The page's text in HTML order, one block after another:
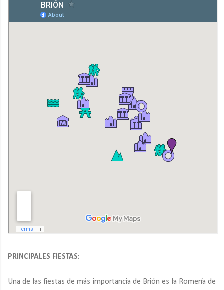
PRINCIPALES FIESTAS:
Una de las fiestas de más importancia de Brión es la Romería de